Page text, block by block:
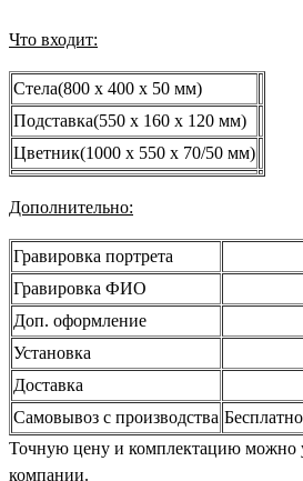
Что входит:
Стела(800 x 400 x 50 мм)
Подставка(550 x 160 x 120 мм)
Цветник(1000 x 550 x 70/50 мм)
Дополнительно:
Гравировка портрета
Гравировка ФИО
Доп. оформление
Установка
Доставка
Самовывоз с производства Бесплатно
Точную цену и комплектацию можно
компании.